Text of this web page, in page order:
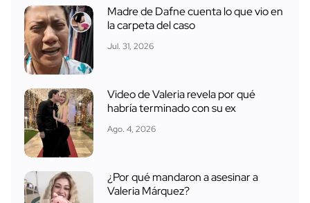
Madre de Dafne cuenta lo que vio en
la carpeta del caso
Jul. 31, 2026
Video de Valeria revela por qué
habría terminado con su ex
Ago. 4, 2026
¿Por qué mandaron a asesinar a
Valeria Márquez?